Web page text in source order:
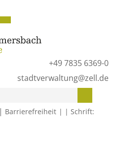
+49 7835 6369-0
stadtverwaltung@zell.de
| Barrierefreiheit Schrift: